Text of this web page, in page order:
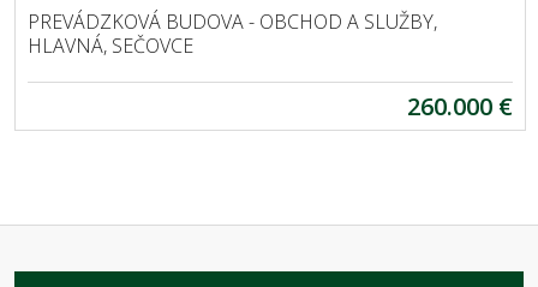
PREVÁDZKOVÁ BUDOVA - OBCHOD A SLUŽBY,
HLAVNÁ, SEČOVCE
260.000 €